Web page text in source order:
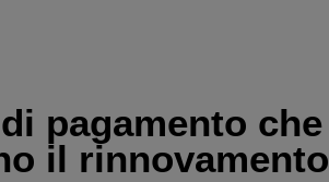
pagamento che
il rinnovamento